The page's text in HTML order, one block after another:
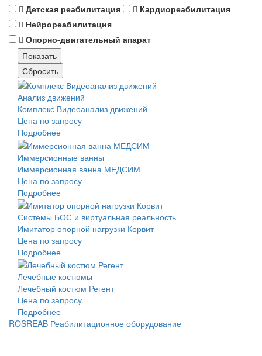
Детская реабилитация
Кардиореабилитация
Нейрореабилитация
Опорно-двигательный апарат
Анализ движений
Комплекс Видеоанализ движений
Цена по запросу
Подробнее
Иммерсионные ванны
Иммерсионная ванна МЕДСИМ
Цена по запросу
Подробнее
Системы БОС и виртуальная реальность
Имитатор опорной нагрузки Корвит
Цена по запросу
Подробнее
Лечебные костюмы
Лечебный костюм Регент
Цена по запросу
Подробнее
ROSREAB Реабилитационное оборудование